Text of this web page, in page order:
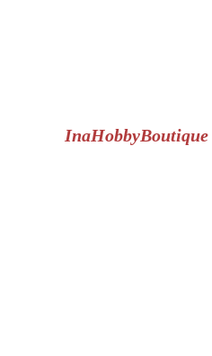
InaHobbyBoutique